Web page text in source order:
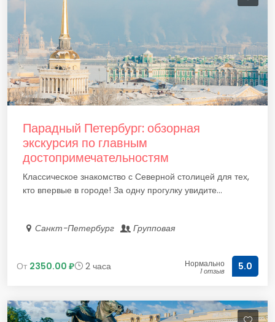
Парадный Петербург: обзорная
экскурсия по главным
достопримечательностям
Классическое знакомство с Северной столицей для тех,
кто впервые в городе! За одну прогулку увидите...
Санкт-Петербург Групповая
От 2350.00 ₽ 2 часа Нормально
1 отзыв 5.0